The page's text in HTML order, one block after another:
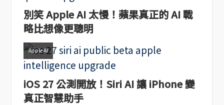
別笑 Apple AI 太慢！蘋果真正的 AI 戰
略比想像更聰明
Apple AI
iOS 27 公測開放！Siri AI 讓 iPhone 變
真正智慧助手